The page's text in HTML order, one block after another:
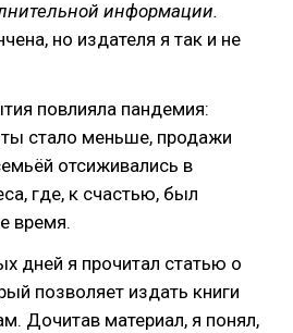
информации.
но издателя я так и не
повлияла пандемия:
стало меньше, продажи
отсиживались в
где, к счастью, был
время.
дней я прочитал статью о
позволяет издать книги
Дочитав материал, я понял,